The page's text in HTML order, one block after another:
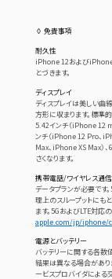
◊ 免責事項
耐久性
iPhone 12および
とづきます。
ディスプレイ
ディスプレイは美しい曲
方形に収まります。標準
5.42インチ（iPhone 12
ンチ（iPhone 12 Pro、
Max、iPhone XS Max）
さくなります。
携帯電話/ワイヤレス通
データプランが必要です
理上のスループットにも
ます。5GおよびLTE対応
apple.com/jp/iphone/
電源とバッテリー
バッテリーに関する各数
結果は異なる場合があり
ービスプロバイダによる